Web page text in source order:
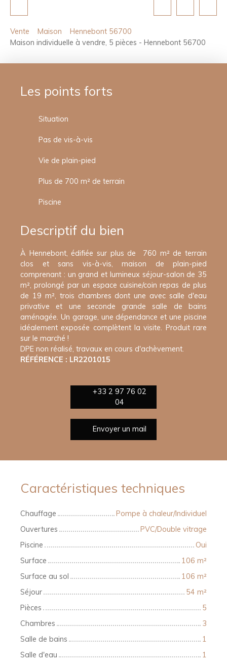
Vente Maison
Hennebont 56700
Maison individuelle à vendre, 5 pièces - Hennebont 56700
Les points forts
Situation
Pas de vis-à-vis
Vie de plain-pied
Plus de 700 m² de terrain
Piscine
Descriptif du bien
À Hennebont, édifiée sur plus de 760 m² de terrain
clos et sans vis-à-vis, maison de plain-pied
comprenant : un grand et lumineux séjour-salon de 35
m², prolongé par un espace cuisine/coin repas de plus
de 19 m², trois chambres dont une avec salle d'eau
privative et une seconde grande salle de bains
aménagée. Un garage, une dépendance et une piscine
idéalement exposée complètent la visite. Produit rare
sur le marché !
DPE non réalisé, travaux en cours d'achèvement.
RÉFÉRENCE : LR2201015
+33 2 97 76 02
04
Envoyer un mail
Caractéristiques techniques
Chauffage
Pompe à chaleur/Individuel
Ouvertures
PVC/Double vitrage
Piscine
Oui
Surface
106 m²
Surface au sol
106 m²
Séjour
54 m²
Pièces
5
Chambres
3
Salle de bains
1
Salle d'eau
1